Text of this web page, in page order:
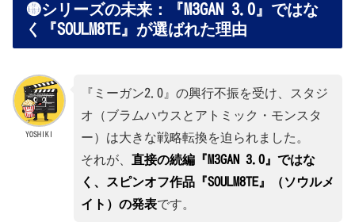
🟡シリーズの未来：『M3GAN 3.0』ではな
く『SOULM8TE』が選ばれた理由
YOSHIKI
『ミーガン2.0』の興行不振を受け、スタジ
オ（ブラムハウスとアトミック・モンスタ
ー）は大きな戦略転換を迫られました。
それが、 直接の続編『M3GAN 3.0』ではな
く、スピンオフ作品『SOULM8TE』（ソウルメ
イト）の発表です。